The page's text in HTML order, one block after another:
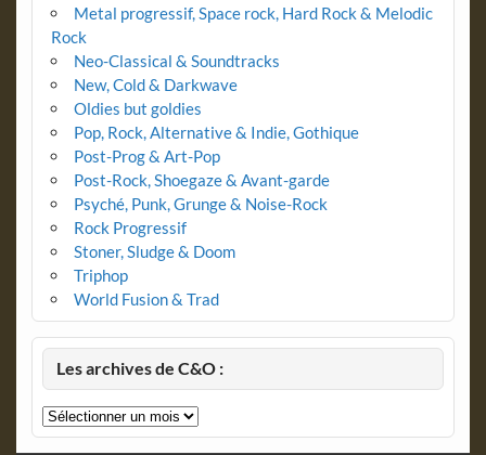
Metal progressif, Space rock, Hard Rock & Melodic
Rock
Neo-Classical & Soundtracks
New, Cold & Darkwave
Oldies but goldies
Pop, Rock, Alternative & Indie, Gothique
Post-Prog & Art-Pop
Post-Rock, Shoegaze & Avant-garde
Psyché, Punk, Grunge & Noise-Rock
Rock Progressif
Stoner, Sludge & Doom
Triphop
World Fusion & Trad
Les archives de C&O :
Les
archives